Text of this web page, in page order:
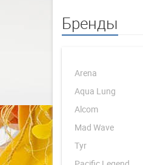
Бренды
Arena
Aqua Lung
Alcom
Mad Wave
Tyr